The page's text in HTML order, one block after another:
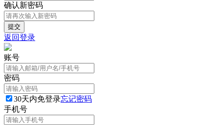
确认新密码
返回登录
账号
密码
30天内免登录忘记密码
手机号